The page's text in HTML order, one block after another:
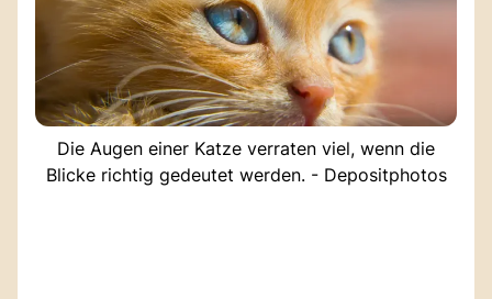
Die Augen einer Katze verraten viel, wenn die
Blicke richtig gedeutet werden. - Depositphotos